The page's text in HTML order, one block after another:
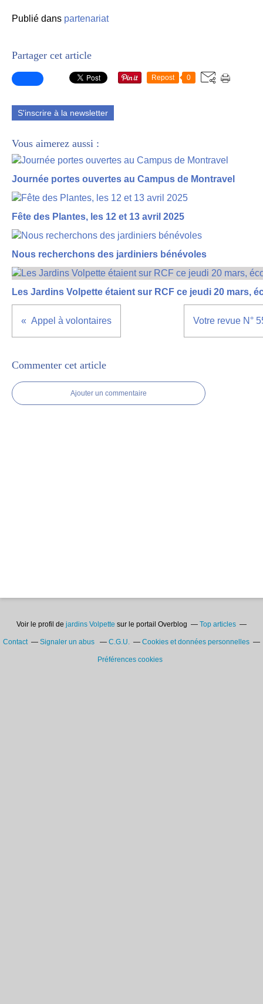
Publié dans partenariat
Partager cet article
Repost 0
S'inscrire à la newsletter
Vous aimerez aussi :
Journée portes ouvertes au Campus de Montravel
Fête des Plantes, les 12 et 13 avril 2025
Nous recherchons des jardiniers bénévoles
Les Jardins Volpette étaient sur RCF ce jeudi 20 mars,
Appel à volontaires Votre revue N°
Commenter cet article
Ajouter un commentaire
Voir le profil de jardins Volpette sur le portail Overblog Top articles
Contact Signaler un abus C.G.U. Cookies et données personnelles
Préférences cookies